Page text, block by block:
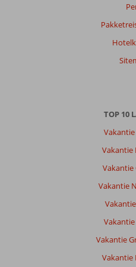
TOP 10
Vakantie
Vakantie
Vakantie
Vakantie
Vakantie